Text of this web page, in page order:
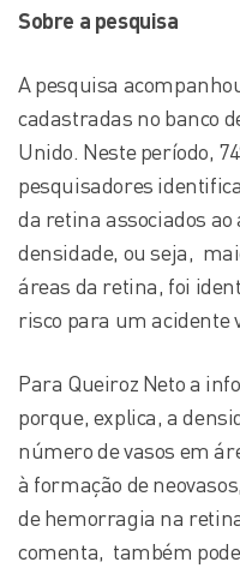
Sobre a pesquisa
A pesquisa
cadastradas no banco
Unido. Neste período,
pesquisadores
da retina associados
densidade, ou seja,
áreas da retina, foi
risco para um acidente
Para Queiroz Neto a
porque, explica, a
número de vasos em
à formação de
de hemorragia na
comenta, também